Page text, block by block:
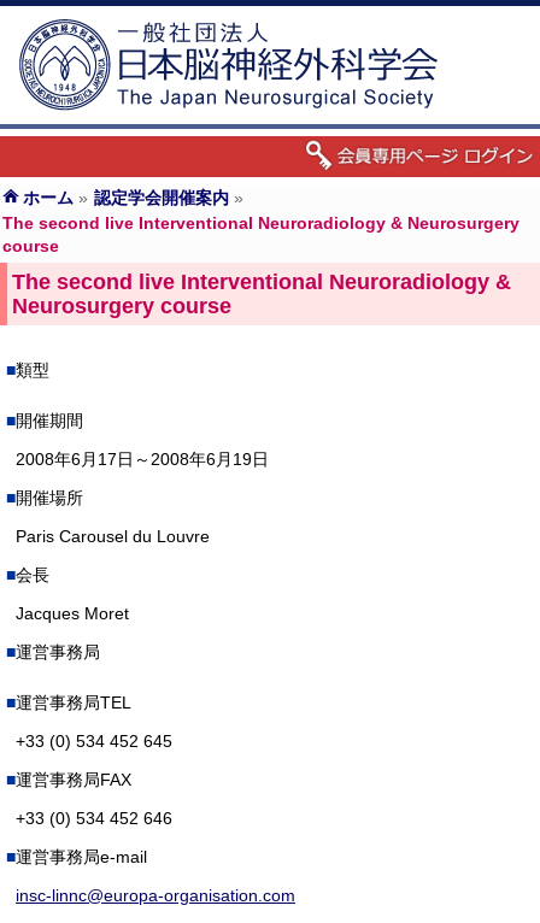
ホーム » 認定学会開催案内 »
The second live Interventional Neuroradiology & Neurosurgery
course
The second live Interventional Neuroradiology &
Neurosurgery course
類型
開催期間
2008年6月17日～2008年6月19日
開催場所
Paris Carousel du Louvre
会長
Jacques Moret
運営事務局
運営事務局TEL
+33 (0) 534 452 645
運営事務局FAX
+33 (0) 534 452 646
運営事務局e-mail
insc-linnc@europa-organisation.com